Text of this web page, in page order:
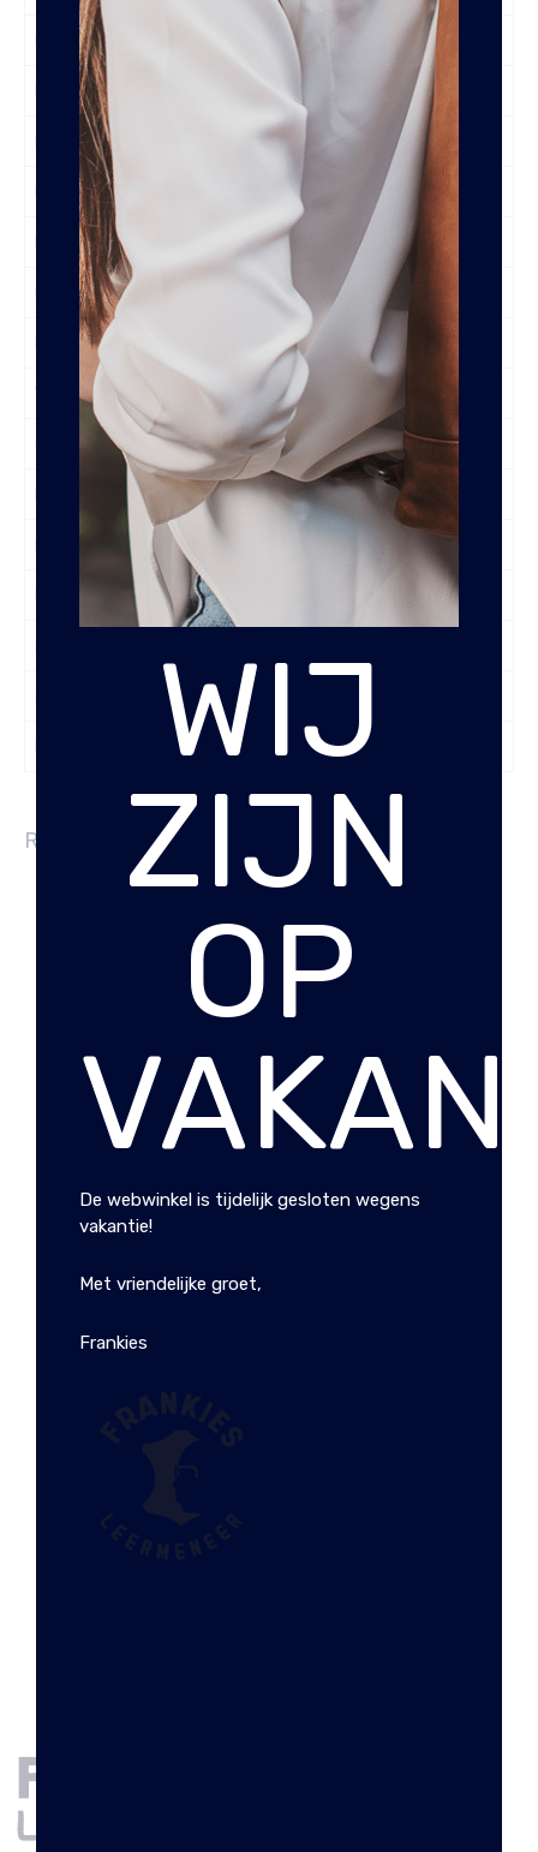
RFID Safe
Lengte
Breedte 2 cm
Hoogte 10,5 cm
Ritsvakken Voorzijde
Ritsvak Achterzijde Nee
Ritsvakken binnenkant Nee
Vak met transparant venster
Smartphonevak Nee
Briefgeld vak
Muntgeld vak
Briefgeld Clip
RELATED PRODUCTS
LEREN PORTEMONNEE
ZWART ANDY
LEREN HEREN
PORTEMONNEE STAAND
WIJ
ZIJN
OP
De webwinkel is tijdelijk gesloten wegens
vakantie!
Met vriendelijke groet,
Frankies